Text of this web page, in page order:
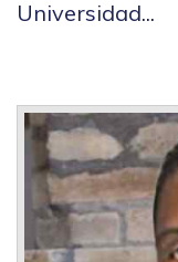
Universidad...